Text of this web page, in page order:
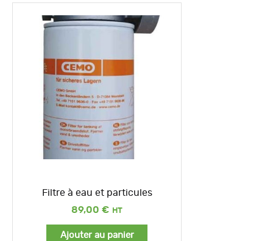
Filtre à eau et particules
89,00 €
Ajouter au panier